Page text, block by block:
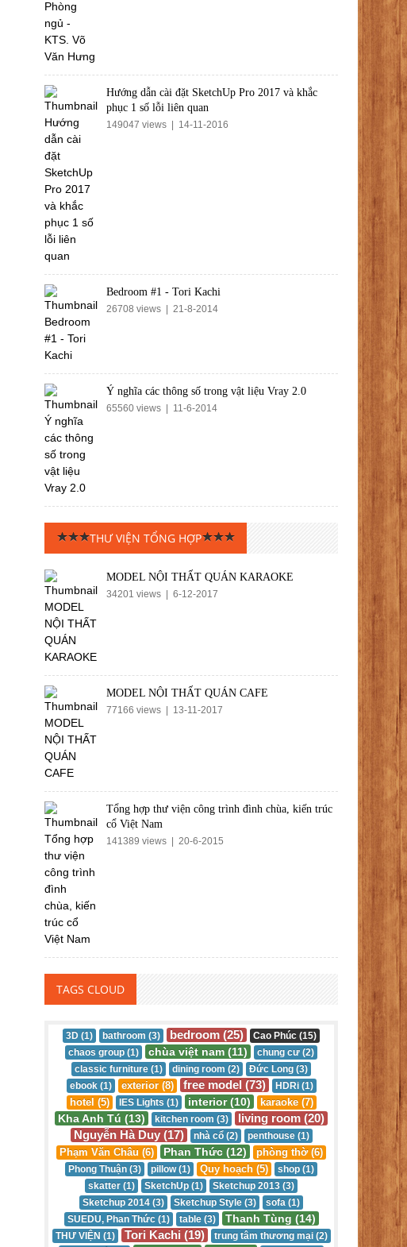
Hướng dẫn cài đặt SketchUp Pro 2017 và khắc
phục 1 số lỗi liên quan
149047 views | 14-11-2016
Bedroom #1 - Tori Kachi
26708 views | 21-8-2014
Ý nghĩa các thông số trong vật liệu Vray 2.0
65560 views | 11-6-2014
THƯ VIỆN TỔNG HỢP
MODEL NỘI THẤT QUÁN KARAOKE
34201 views | 6-12-2017
MODEL NỘI THẤT QUÁN CAFE
77166 views | 13-11-2017
Tổng hợp thư viện công trình đình chùa, kiến trúc
cổ Việt Nam
141389 views | 20-6-2015
TAGS CLOUD
3D (1) bathroom (3) bedroom (25)
Cao Phúc (15)
chaos group (1)
chùa việt nam (11)
chung cư (2)
classic furniture (1)
dining room (2)
Đức Long (3)
ebook (1)
exterior (8) free model (73) HDRi (1)
hotel (5) IES Lights (1) interior (10) karaoke (7)
Kha Anh Tú (13) kitchen room (3)
living room (20)
Nguyễn Hà Duy (17)
nhà cổ (2) penthouse (1)
Phạm Văn Châu (6) Phan Thức (12) phòng thờ (6)
Phong Thuận (3) pillow (1) Quy hoạch (5)
shop (1)
skatter (1)
SketchUp (1)
Sketchup 2013 (3)
Sketchup 2014 (3)
Sketchup Style (3)
sofa (1)
SUEDU, Phan Thức (1)
table (3) Thanh Tùng (14)
THƯ VIỆN (1) Tori Kachi (19)
trung tâm thương mại (2)